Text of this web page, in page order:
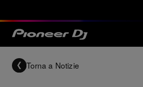
Torna a Notizie